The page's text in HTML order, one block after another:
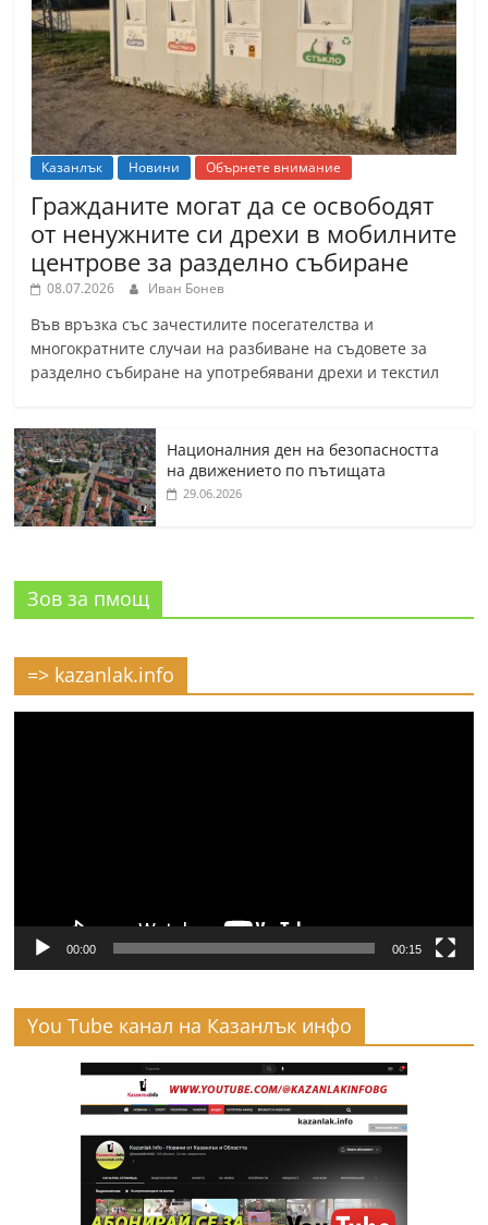
Казанлък Новини Обърнете внимание
Гражданите могат да се освободят
от ненужните си дрехи в мобилните
центрове за разделно събиране
08.07.2026 Иван Бонев
Във връзка със зачестилите посегателства и
многократните случаи на разбиване на съдовете за
разделно събиране на употребявани дрехи и текстил
Националния ден на безопасността
на движението по пътищата
29.06.2026
Зов за пмощ
=> kazanlak.info
00:00 00:15
You Tube канал на Казанлък инфо